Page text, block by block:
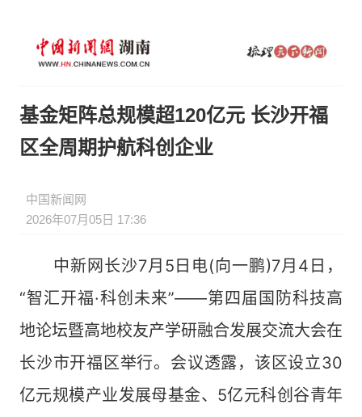
基金矩阵总规模超120亿元 长沙开福
区全周期护航科创企业
中国新闻网
2026年07月05日 17:36
中新网长沙7月5日电(向一鹏)7月4日，
“智汇开福·科创未来”——第四届国防科技高
地论坛暨高地校友产学研融合发展交流大会在
长沙市开福区举行。会议透露，该区设立30
亿元规模产业发展母基金、5亿元科创谷青年